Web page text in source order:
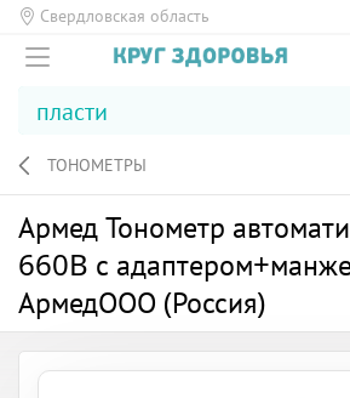
Свердловская область
ТОНОМЕТРЫ
Армед Тонометр
660B с
АрмедООО (Россия)